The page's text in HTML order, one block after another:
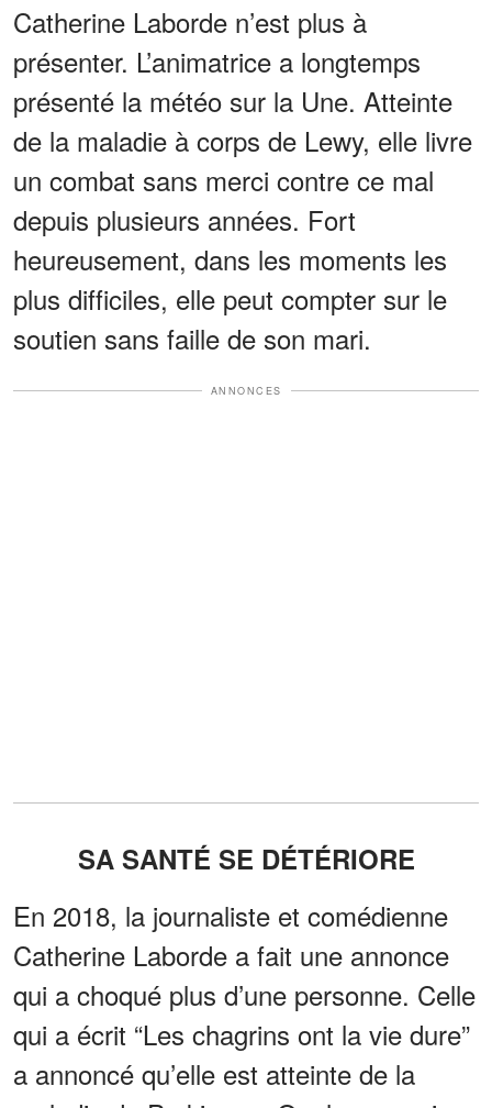
Catherine Laborde n’est plus à
présenter. L’animatrice a longtemps
présenté la météo sur la Une. Atteinte
de la maladie à corps de Lewy, elle livre
un combat sans merci contre ce mal
depuis plusieurs années. Fort
heureusement, dans les moments les
plus difficiles, elle peut compter sur le
soutien sans faille de son mari.
ANNONCES
SA SANTÉ SE DÉTÉRIORE
En 2018, la journaliste et comédienne
Catherine Laborde a fait une annonce
qui a choqué plus d’une personne. Celle
qui a écrit “Les chagrins ont la vie dure”
a annoncé qu’elle est atteinte de la